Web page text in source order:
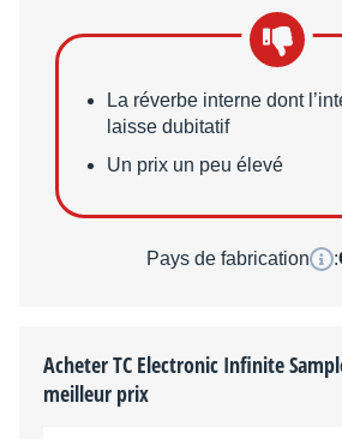
Points faibles
La réverbe interne dont
laisse dubitatif
Un prix un peu élevé
Pays de fabrication :
Acheter TC Electronic Infinite
meilleur prix